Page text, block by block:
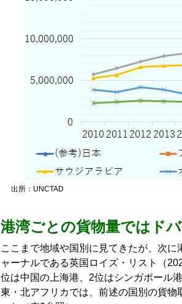
出所：UNCTAD
港湾ごとの貨物量ではド
ここまで地域や国別に見てきたが、次
ャーナルである英国ロイズ・リスト（
位は中国の上海港、2位はシンガポール
東・北アフリカでは、前述の国別の貨